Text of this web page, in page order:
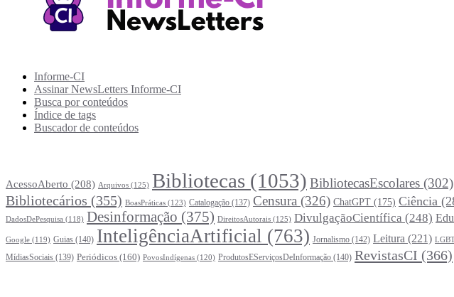
Informe-CI
Assinar NewsLetters Informe-CI
Busca por conteúdos
Índice de tags
Buscador de conteúdos
AcessoAberto (208) Arquivos (125) Bibliotecas (1053) BibliotecasEscolares (302)
Bibliotecários (355) BoasPráticas (123) Catalogação (137) Censura (326) ChatGPT (175) Ciência
DadosDePesquisa (118) Desinformação (375) DireitosAutorais (125) DivulgaçãoCientífica (248)
Google (119) Guias (140) InteligênciaArtificial (763) Jornalismo (142) Leitura (221)
MídiasSociais (139) Periódicos (160) PovosIndígenas (120) ProdutosEServiçosDeInformação (140) RevistasCI (366)